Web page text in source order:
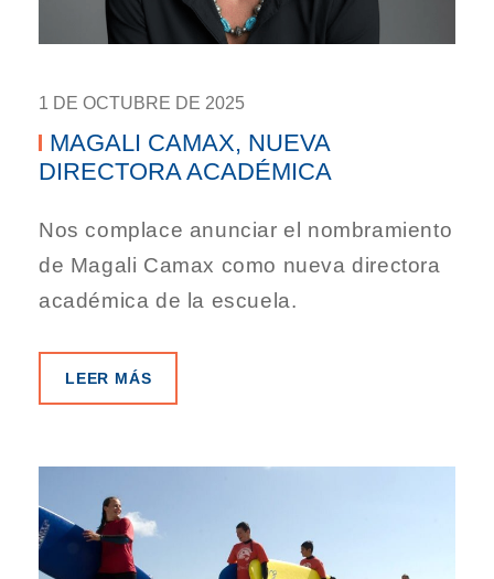
1 DE OCTUBRE DE 2025
MAGALI CAMAX, NUEVA
DIRECTORA ACADÉMICA
Nos complace anunciar el nombramiento
de Magali Camax como nueva directora
académica de la escuela.
LEER MÁS